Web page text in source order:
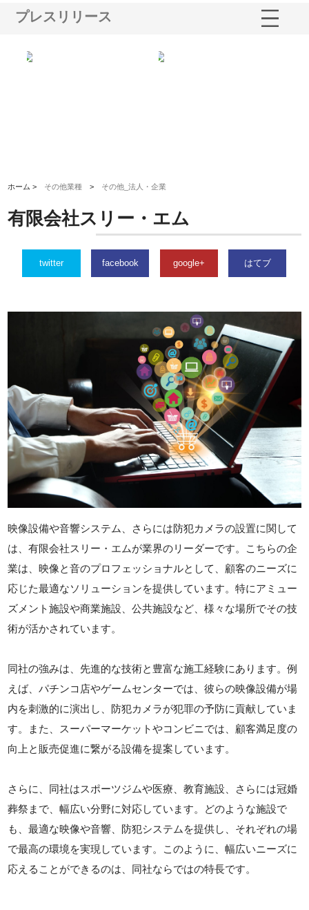
プレスリリース
ホーム > その他業種 > その他_法人・企業
有限会社スリー・エム
twitter facebook google+ はてブ
映像設備や音響システム、さらには防犯カメラの設置に関して
は、有限会社スリー・エムが業界のリーダーです。こちらの企
業は、映像と音のプロフェッショナルとして、顧客のニーズに
応じた最適なソリューションを提供しています。特にアミュー
ズメント施設や商業施設、公共施設など、様々な場所でその技
術が活かされています。
同社の強みは、先進的な技術と豊富な施工経験にあります。例
えば、パチンコ店やゲームセンターでは、彼らの映像設備が場
内を刺激的に演出し、防犯カメラが犯罪の予防に貢献していま
す。また、スーパーマーケットやコンビニでは、顧客満足度の
向上と販売促進に繋がる設備を提案しています。
さらに、同社はスポーツジムや医療、教育施設、さらには冠婚
葬祭まで、幅広い分野に対応しています。どのような施設で
も、最適な映像や音響、防犯システムを提供し、それぞれの場
で最高の環境を実現しています。このように、幅広いニーズに
応えることができるのは、同社ならではの特長です。